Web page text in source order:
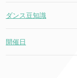
ダンス豆知識
開催日